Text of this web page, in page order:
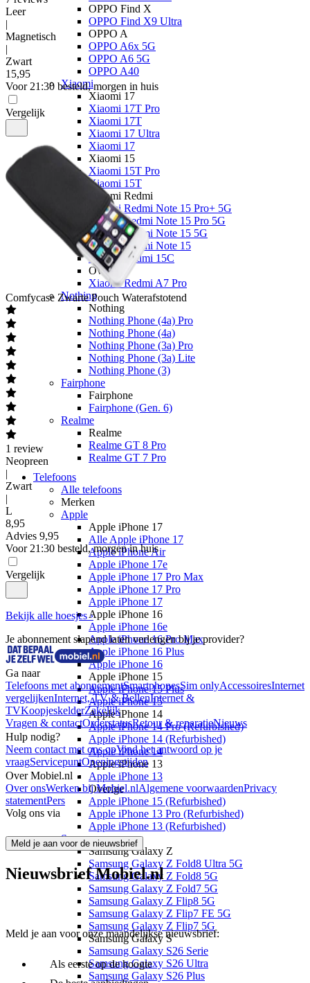
OPPO Find X
OPPO Find X9 Ultra
OPPO A
OPPO A6x 5G
OPPO A6 5G
OPPO A40
Xiaomi
Xiaomi 17
Xiaomi 17T Pro
Xiaomi 17T
Xiaomi 17 Ultra
Xiaomi 17
Xiaomi 15
Xiaomi 15T Pro
Xiaomi 15T
Xiaomi Redmi
Xiaomi Redmi Note 15 Pro+ 5G
Xiaomi Redmi Note 15 Pro 5G
Xiaomi Redmi Note 15 5G
Xiaomi Redmi Note 15
Xiaomi Redmi 15C
Overige
Xiaomi Redmi A7 Pro
Nothing
Nothing
Nothing Phone (4a) Pro
Nothing Phone (4a)
Nothing Phone (3a) Pro
Nothing Phone (3a) Lite
Nothing Phone (3)
Fairphone
Fairphone
Fairphone (Gen. 6)
Realme
Realme
Realme GT 8 Pro
Realme GT 7 Pro
Telefoons
Alle telefoons
Merken
Apple
Apple iPhone 17
Alle Apple iPhone 17
Apple iPhone Air
Apple iPhone 17e
Apple iPhone 17 Pro Max
Apple iPhone 17 Pro
Apple iPhone 17
Apple iPhone 16
Apple iPhone 16e
Apple iPhone 16 Pro Max
Apple iPhone 16 Plus
Apple iPhone 16
Apple iPhone 15
Apple iPhone 15 Plus
Apple iPhone 15
Apple iPhone 14
Apple iPhone 14 Pro (Refurbished)
Apple iPhone 14 (Refurbished)
Apple iPhone 14
Apple iPhone 13
Apple iPhone 13
Overige
Apple iPhone 15 (Refurbished)
Apple iPhone 13 Pro (Refurbished)
Apple iPhone 13 (Refurbished)
Samsung
Samsung Galaxy Z
Samsung Galaxy Z Fold8 Ultra 5G
Samsung Galaxy Z Fold8 5G
Samsung Galaxy Z Fold7 5G
Samsung Galaxy Z Flip8 5G
Samsung Galaxy Z Flip7 FE 5G
Samsung Galaxy Z Flip7 5G
Samsung Galaxy S
Samsung Galaxy S26 Serie
Samsung Galaxy S26 Ultra
Samsung Galaxy S26 Plus
Leer
|
Magnetisch
|
Zwart
15,95
Voor 21:30 besteld, morgen in huis
Vergelijk
Comfycase Zwarte Pouch Waterafstotend
1 review
Neopreen
|
Zwart
|
L
8,95
Advies 9,95
Voor 21:30 besteld, morgen in huis
Vergelijk
Bekijk alle hoesjes ›
Je abonnement slapend laten verlengen bij je provider?
Ga naar
Telefoons met abonnementSmartphonesSim onlyAccessoiresInternet
vergelijkenInternet, TV & BellenInternet &
TVKoopjeskelderZakelijk
Vragen & contactOrderstatusRetour & reparatieNieuws
Hulp nodig?
Neem contact met ons opVind het antwoord op je
vraagServicepuntOpeningstijden
Over Mobiel.nl
Over onsWerken bij Mobiel.nlAlgemene voorwaardenPrivacy
statementPers
Volg ons via
Meld je aan voor de nieuwsbrief
Nieuwsbrief Mobiel.nl
Meld je aan voor onze maandelijkse nieuwsbrief:
Als eerste op de hoogte